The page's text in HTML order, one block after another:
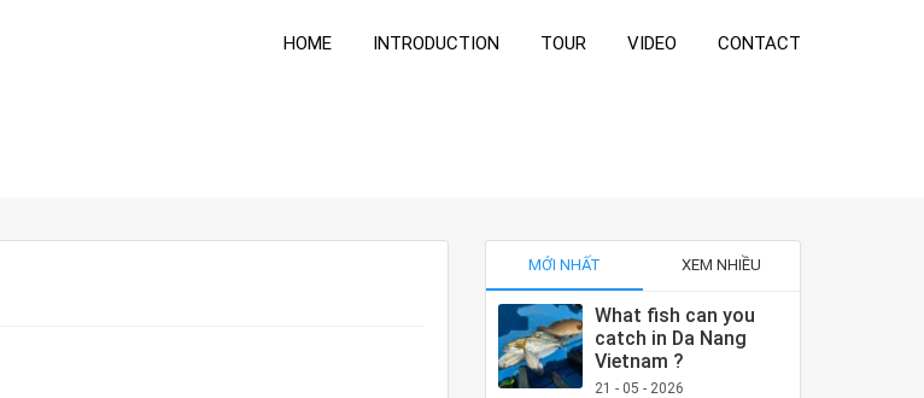
HOME INTRODUCTION TOUR VIDEO CONTACT
MỚI NHẤT XEM NHIỀU
What fish can you
catch in Da Nang
Vietnam ?
21 - 05 - 2026